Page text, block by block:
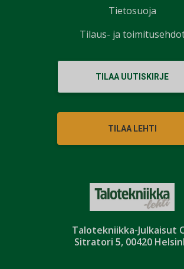
Talotekniikka-Julkaisut
Sitratori 5, 00420
TILAA UUTISKIRJE
TILAA LEHTI
Tietosuoja
Tilaus- ja